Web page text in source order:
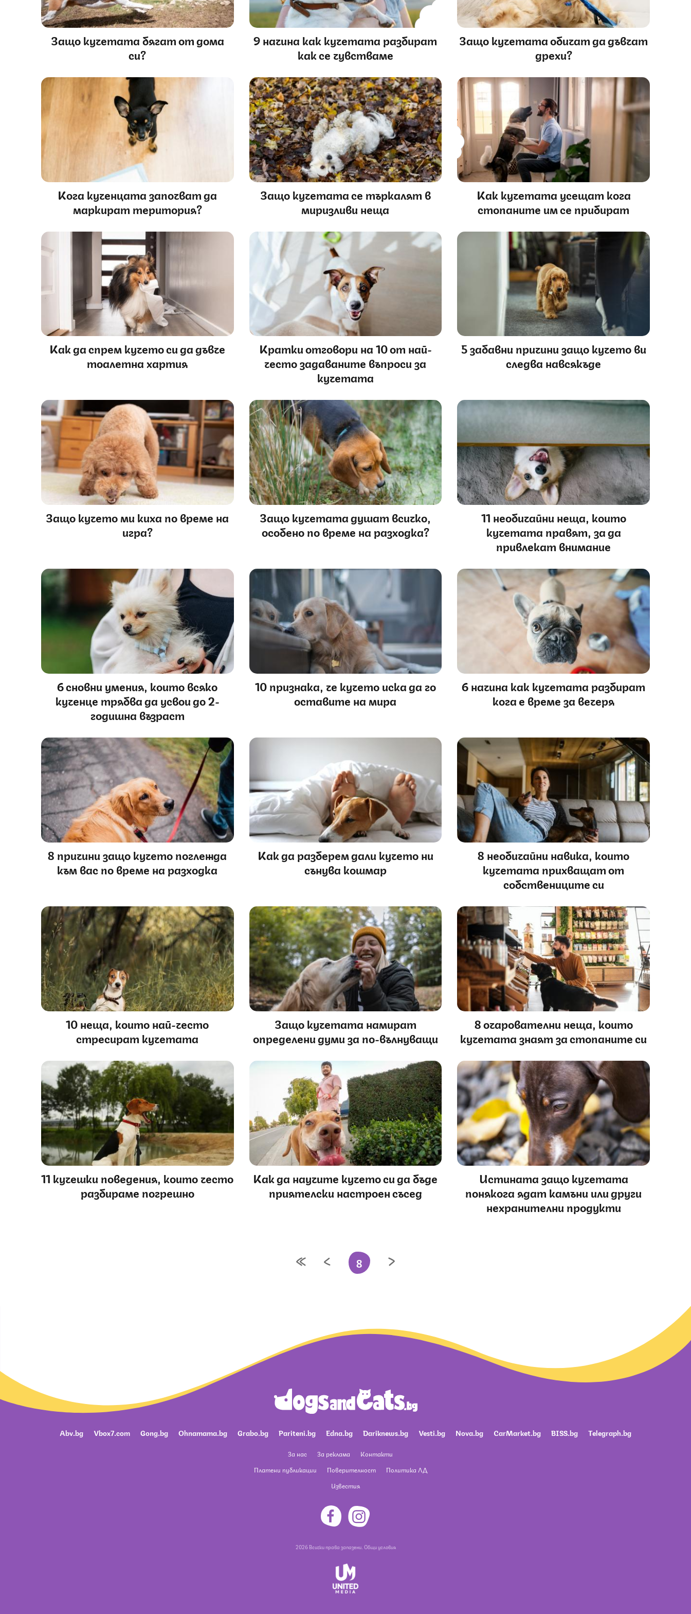
Защо кучетата бягат от дома
си?
9 начина как кучетата разбират
как се чувстваме
Защо кучетата обичат да дъвчат
дрехи?
Кога кученцата започват да
маркират територия?
Защо кучетата се търкалят в
миризливи неща
Как кучетата усещат кога
стопаните им се прибират
Как да спрем кучето си да дъвче
тоалетна хартия
Кратки отговори на 10 от най-
често задаваните въпроси за
кучетата
5 забавни причини защо кучето ви
следва навсякъде
Защо кучето ми киха по време на
игра?
Защо кучетата душат всичко,
особено по време на разходка?
11 необичайни неща, които
кучетата правят, за да
привлекат внимание
6 сновни умения, които всяко
кученце трябва да усвои до 2-
годишна възраст
10 признака, че кучето иска да го
оставите на мира
6 начина как кучетата разбират
кога е време за вечеря
8 причини защо кучето поглежда
към вас по време на разходка
Как да разберем дали кучето ни
сънува кошмар
8 необичайни навика, които
кучетата прихващат от
собствениците си
10 неща, които най-често
стресират кучетата
Защо кучетата намират
определени думи за по-вълнуващи
8 очарователни неща, които
кучетата знаят за стопаните си
11 кучешки поведения, които често
разбираме погрешно
Как да научите кучето си да бъде
приятелски настроен съсед
Истината защо кучетата
понякога ядат камъни или други
нехранителни продукти
8
Abv.bg Vbox7.com Gong.bg Ohnamama.bg Grabo.bg Pariteni.bg Edna.bg Dariknews.bg Vesti.bg Nova.bg CarMarket.bg BISS.bg Telegraph.bg
За нас За реклама
Контакти
Платени публикации
Поверителност
Политика ЛД
Известия
2026 Всички права запазени. Общи условия